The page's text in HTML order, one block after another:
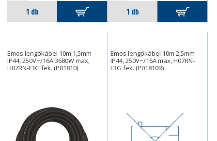
Emos lengőkábel 10m 1,5mm
IP44, 250V~/16A 3680W max,
H07RN-F3G fek. (P01810)
Emos lengőkábel 10m 2,5mm
IP44, 250V~/16A max, H07RN-
F3G fek. (P01810R)